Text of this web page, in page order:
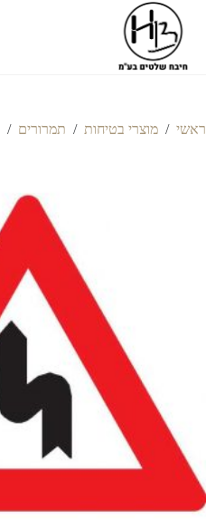
ראשי / מוצרי בטיחות / תמרורים /